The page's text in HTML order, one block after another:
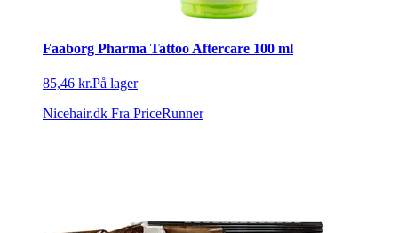
Faaborg Pharma Tattoo Aftercare 100 ml
85,46 kr.På lager
Nicehair.dk Fra PriceRunner